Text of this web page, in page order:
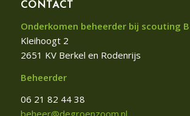
CONTACT
Onderkomen beheerder bij scouting
Kleihoogt 2
2651 KV Berkel en Rodenrijs
Beheerder
06 21 82 44 38